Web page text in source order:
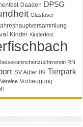
Daaden DPSG
Glasfaser
Kinder Kinderfest
RN
SV Adler 09 Tierpark
Vereine Vorbeugung